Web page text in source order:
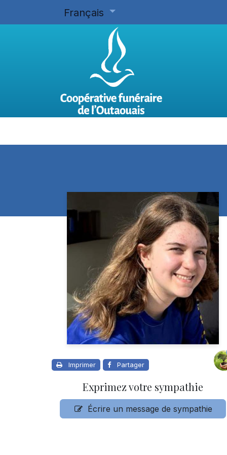
Français
Imprimer Partager
Exprimez votre sympathie
Écrire un message de sympathie